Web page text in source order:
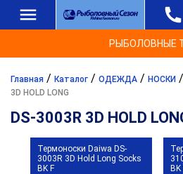
РЫБОЛОВНЫЕ
Главная / Каталог / ОДЕЖДА / НОСКИ /
3D HOLD LONG
DS-3003R 3D HOLD
Термоноски Daiwa DS-
3003R 3D Hold Long Socks
BK F
BK